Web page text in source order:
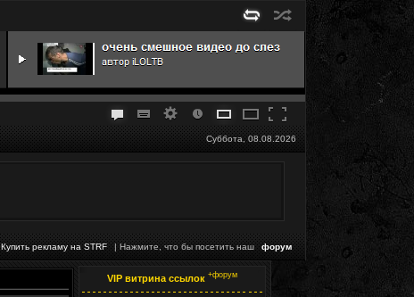
Суббота, 08.08.2026
Купить рекламу на STRF | Нажмите, что бы посетить наш форум
VIP витрина ссылок +форум